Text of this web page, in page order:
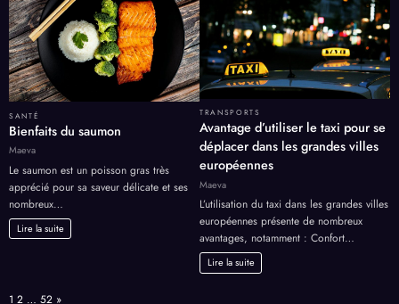
SANTÉ
Bienfaits du saumon
Maeva
Le saumon est un poisson gras très
apprécié pour sa saveur délicate et ses
nombreux…
Lire la suite
TRANSPORTS
Avantage d’utiliser le taxi pour se
déplacer dans les grandes villes
européennes
Maeva
L’utilisation du taxi dans les grandes villes
européennes présente de nombreux
avantages, notamment : Confort…
Lire la suite
Page:
1 2 … 52 Next
»